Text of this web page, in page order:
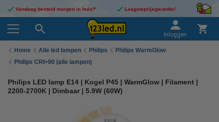
Vandaag besteld morgen in huis!* Laagsteprijsgarantie!
Inloggen
Home Alle led lampen Philips
Philips WarmGlow
Philips CRI>90 (alle lampen)
Philips LED lamp E14 | Kogel P45 | WarmGlow | Filament |
2200-2700K | Dimbaar | 5.9W (60W)